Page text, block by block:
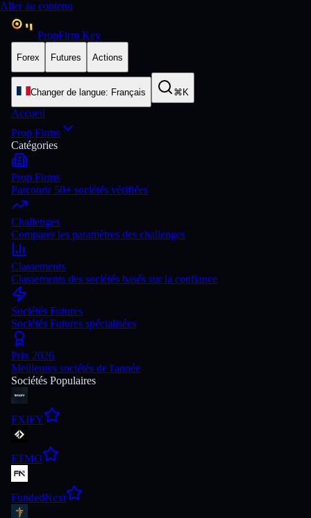
Aller au contenu
PropFirm Key
Forex Futures Actions
Changer de langue: Français ⌘K
Accueil
Prop Firms
Catégories
Prop Firms
Parcourir 50+ sociétés vérifiées
Challenges
Comparer les paramètres des challenges
Classements
Classements des sociétés basés sur la confiance
Sociétés Futures
Sociétés Futures spécialisées
Prix 2026
Meilleures sociétés de l'année
Sociétés Populaires
FXIFY
FTMO
FundedNext